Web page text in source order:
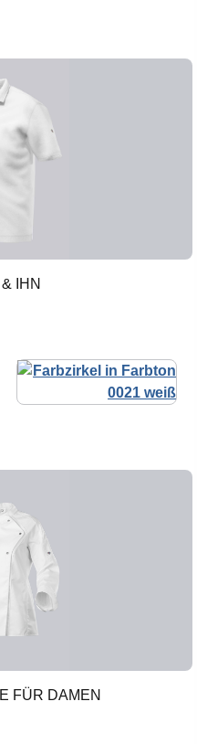
IHN
FÜR DAMEN